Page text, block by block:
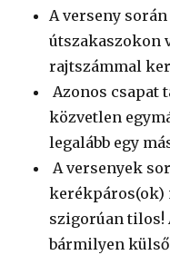
A verseny
útszakaszokon
rajtszámmal
Azonos csapat
közvetlen
legalább egy
A versenyek
kerékpáros(ok)
szigorúan tilos!
bármilyen külső